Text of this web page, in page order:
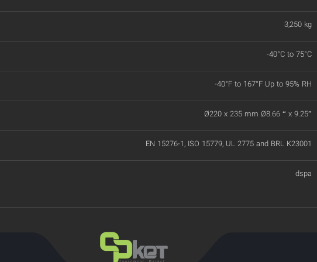
3,250 kg
-40°C to 75°C
-40°F to 167°F Up to 95% RH
Ø220 x 235 mm Ø8.66 “ x 9.25”
EN 15276-1, ISO 15779, UL 2775 and BRL K23001
dspa